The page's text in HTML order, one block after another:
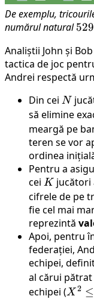
De exemplu,
numărul natural
Analiștii John și
tactica de joc
Andrei respectă
Din cei N
N
să elimine
meargă pe
teren se vor
ordinea
Pentru a
cei K
K jucători
cifrele de pe
fie cel mai
reprezintă
Apoi, pentru
federației,
echipei,
al cărui
echipei (X^2
X2 ≤